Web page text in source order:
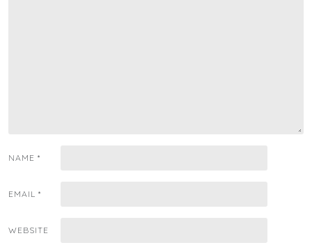
NAME *
EMAIL *
WEBSITE